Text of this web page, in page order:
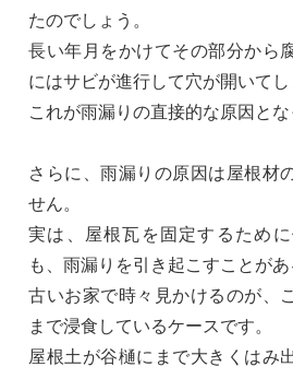
たのでしょう。
長い年月をかけてその部分から
にはサビが進行して穴が開いてし
これが雨漏りの直接的な原因とな
さらに、雨漏りの原因は屋根材
せん。
実は、屋根瓦を固定するために
も、雨漏りを引き起こすことがあ
古いお家で時々見かけるのが、
まで浸食しているケースです。
屋根土が谷樋にまで大きくはみ